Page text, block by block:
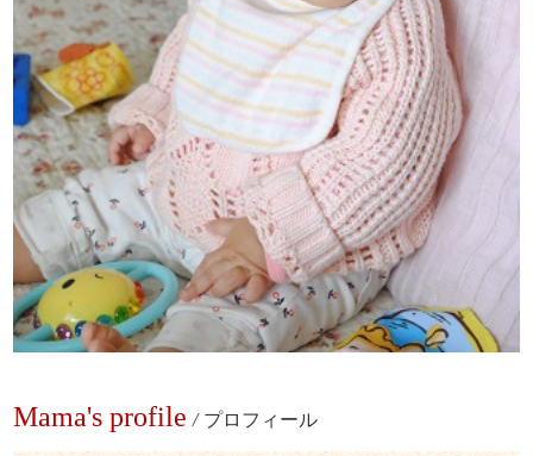
Mama's profile / プロフィール